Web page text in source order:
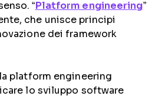
“ Platform engineering”
che unisce principi
dei framework
platform engineering
lo sviluppo software